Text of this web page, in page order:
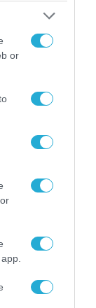
or
στην